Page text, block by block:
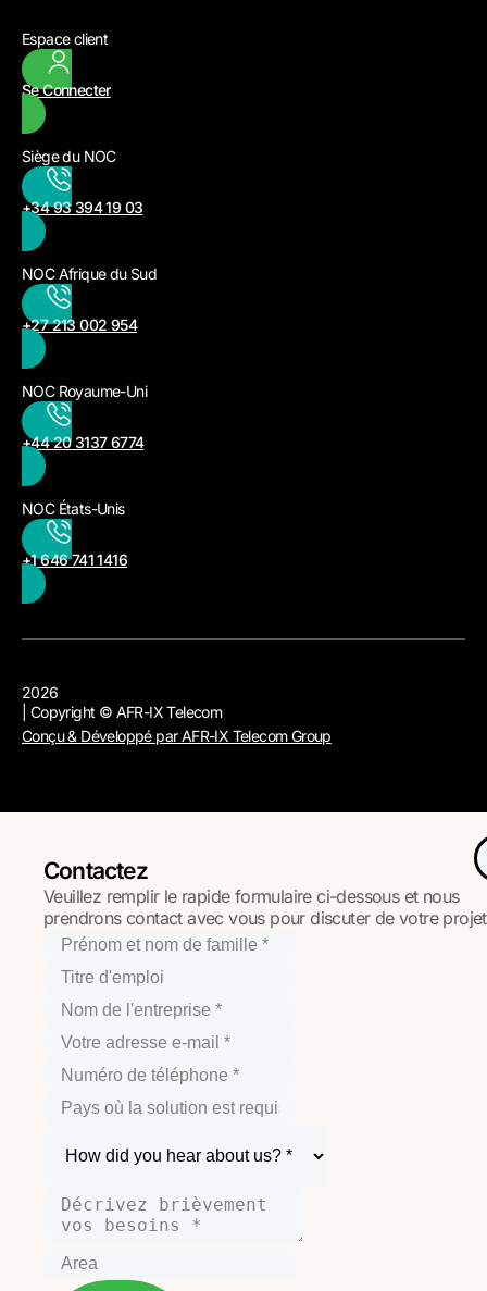
Espace client
Se Connecter
Siège du NOC
+34 93 394 19 03
NOC Afrique du Sud
+27 213 002 954
NOC Royaume-Uni
+44 20 3137 6774
NOC États-Unis
+1 646 741 1416
2026
| Copyright © AFR-IX Telecom
Conçu & Développé par AFR-IX Telecom Group
Contactez
Veuillez remplir le rapide formulaire ci-dessous et nous
prendrons contact avec vous pour discuter de votre